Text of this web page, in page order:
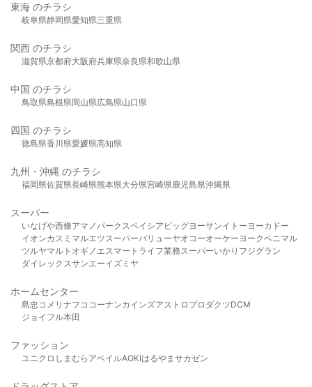
東海 のチラシ
岐阜県静岡県愛知県三重県
関西 のチラシ
滋賀県京都府大阪府兵庫県奈良県和歌山県
中国 のチラシ
鳥取県島根県岡山県広島県山口県
四国 のチラシ
徳島県香川県愛媛県高知県
九州・沖縄 のチラシ
福岡県佐賀県長崎県熊本県大分県宮崎県鹿児島県沖縄県
スーパー
いなげや西條アマノパークスベイシア ビッグヨーサンイトーヨーカドー
イオンカスミ マルエツスーパーバリューヤオコーオーケー ヨークベニマル
ツルヤマルト オギノ エスマート ライフ業務スーパーいかり フジグラン
ダイレックスサンエーイズミヤ
ホームセンター
島忠 コメリ ナフコ コーナンカインズアストロプロダクツDCM
ジョイフル本田
ファッション
ユニクロ しまむら アベイルAOKIはるやま サカゼン